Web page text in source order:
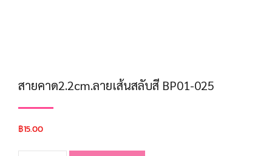
สายคาด2.2cm.ลายเส้นสลับสี BP01-025
฿15.00